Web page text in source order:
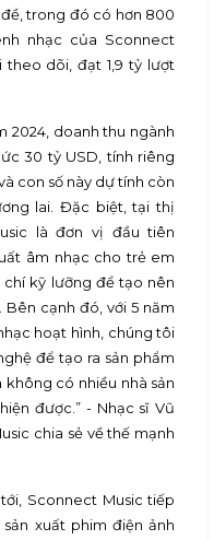
trong đó có hơn 800
nhạc của Sconnect
theo dõi, đạt 1,9 tỷ lượt
2024, doanh thu ngành
30 tỷ USD, tính riêng
con số này dự tính còn
lai. Đặc biệt, tại thị
là đơn vị đầu tiên
âm nhạc cho trẻ em
kỹ lưỡng để tạo nên
cạnh đó, với 5 năm
hoạt hình, chúng tôi
để tạo ra sản phẩm
có nhiều nhà sản
được.” - Nhạc sĩ Vũ
chia sẻ về thế mạnh
Sconnect Music tiếp
xuất phim điện ảnh